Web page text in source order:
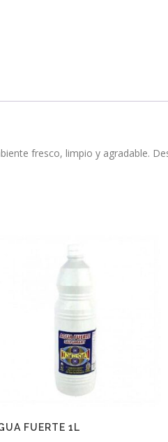
fresco, limpio y agradable.
FUERTE 1L